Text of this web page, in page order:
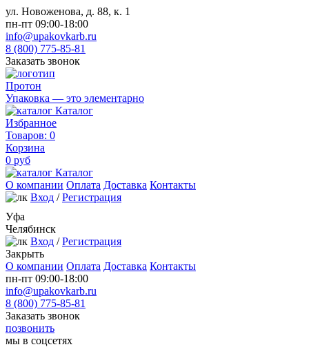
ул. Новоженова, д. 88, к. 1
пн-пт 09:00-18:00
info@upakovkarb.ru
8 (800) 775-85-81
Заказать звонок
Протон
Упаковка — это элементарно
Каталог
Избранное
Товаров: 0
Корзина
0 руб
Каталог
О компании Оплата Доставка Контакты
Вход / Регистрация
Уфа
Челябинск
Вход / Регистрация
Закрыть
О компании Оплата Доставка Контакты
пн-пт 09:00-18:00
info@upakovkarb.ru
8 (800) 775-85-81
Заказать звонок
позвонить
мы в соцсетях